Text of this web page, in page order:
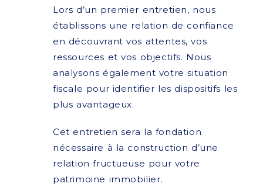
Lors d’un premier entretien, nous
établissons une relation de confiance
en découvrant vos attentes, vos
ressources et vos objectifs. Nous
analysons également votre situation
fiscale pour identifier les dispositifs les
plus avantageux.
Cet entretien sera la fondation
nécessaire à la construction d’une
relation fructueuse pour votre
patrimoine immobilier.